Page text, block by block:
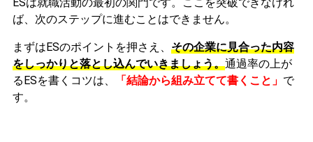
ば、次のステップに進むことはできません。
まずはESのポイントを押さえ、 その企業に見合った内容
をしっかりと落とし込んでいきましょう。通過率の上が
るESを書くコツは、
「結論から組み立てて書くこと」 で
す。